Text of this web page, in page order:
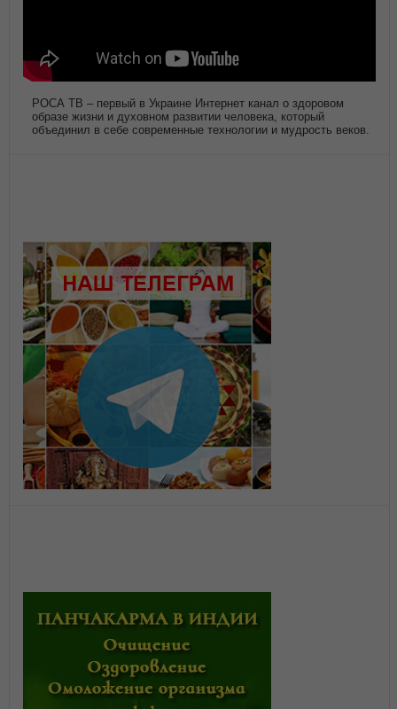
РОСА ТВ – первый в Украине Интернет канал о здоровом
образе жизни и духовном развитии человека, который
объединил в себе современные технологии и мудрость веков.